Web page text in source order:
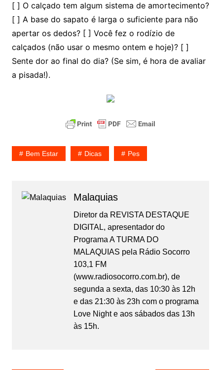
[ ] O calçado tem algum sistema de amortecimento?
[ ] A base do sapato é larga o suficiente para não
apertar os dedos? [ ] Você fez o rodízio de
calçados (não usar o mesmo ontem e hoje)? [ ]
Sente dor ao final do dia? (Se sim, é hora de avaliar
a pisada!).
Bem Estar Dicas Pes
Malaquias
Diretor da REVISTA DESTAQUE
DIGITAL, apresentador do
Programa A TURMA DO
MALAQUIAS pela Rádio Socorro
103,1 FM
(www.radiosocorro.com.br), de
segunda a sexta, das 10:30 às 12h
e das 21:30 às 23h com o programa
Love Night e aos sábados das 13h
às 15h.